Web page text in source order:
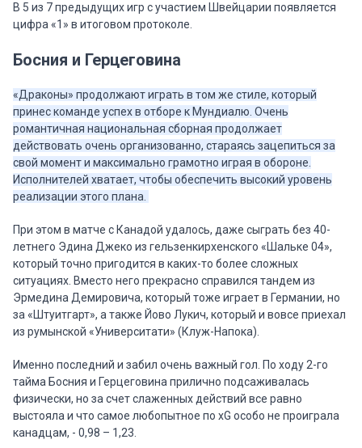
В 5 из 7 предыдущих игр с участием Швейцарии появляется
цифра «1» в итоговом протоколе.
Босния и Герцеговина
«Драконы» продолжают играть в том же стиле, который
принес команде успех в отборе к Мундиалю. Очень
романтичная национальная сборная продолжает
действовать очень организованно, стараясь зацепиться за
свой момент и максимально грамотно играя в обороне.
Исполнителей хватает, чтобы обеспечить высокий уровень
реализации этого плана.
При этом в матче с Канадой удалось, даже сыграть без 40-
летнего Эдина Джеко из гельзенкирхенского «Шальке 04»,
который точно пригодится в каких-то более сложных
ситуациях. Вместо него прекрасно справился тандем из
Эрмедина Демировича, который тоже играет в Германии, но
за «Штуитгарт», а также Йово Лукич, который и вовсе приехал
из румынской «Университати» (Клуж-Напока).
Именно последний и забил очень важный гол. По ходу 2-го
тайма Босния и Герцеговина прилично подсаживалась
физически, но за счет слаженных действий все равно
выстояла и что самое любопытное по xG особо не проиграла
канадцам, - 0,98 – 1,23.